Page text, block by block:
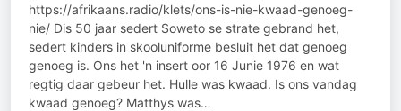
https://afrikaans.radio/klets/ons-is-nie-kwaad-genoeg-
nie/ Dis 50 jaar sedert Soweto se strate gebrand het,
sedert kinders in skooluniforme besluit het dat genoeg
genoeg is. Ons het 'n insert oor 16 Junie 1976 en wat
regtig daar gebeur het. Hulle was kwaad. Is ons vandag
kwaad genoeg? Matthys was…